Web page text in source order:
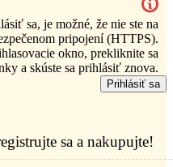
sa, je možné, že nie ste na
pripojení (HTTPS).
okno, prekliknite sa
a skúste sa prihlásiť znova.
Prihlásiť sa
sa a nakupujte!